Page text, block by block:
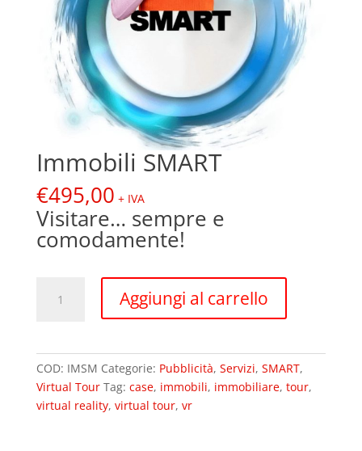
Immobili SMART
€495,00 + IVA
Visitare… sempre e
comodamente!
SMART
Aggiungi al carrello
COD: IMSM Categorie: Pubblicità, Servizi, SMART,
Virtual Tour Tag: case, immobili, immobiliare, tour,
virtual reality, virtual tour, vr